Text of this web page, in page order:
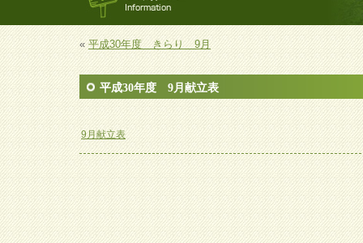
«平成30年度 きらり 9月
平成30年度 9月献立表
9月献立表